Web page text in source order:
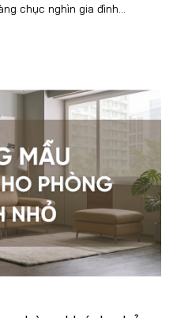
chục nghìn gia đình...